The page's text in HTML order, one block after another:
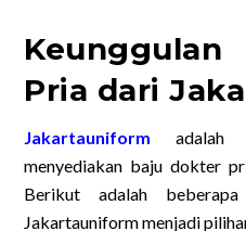
Pria dari
Jakartauniform adalah
menyediakan baju dokter
Berikut adalah
Jakartauniform menjadi